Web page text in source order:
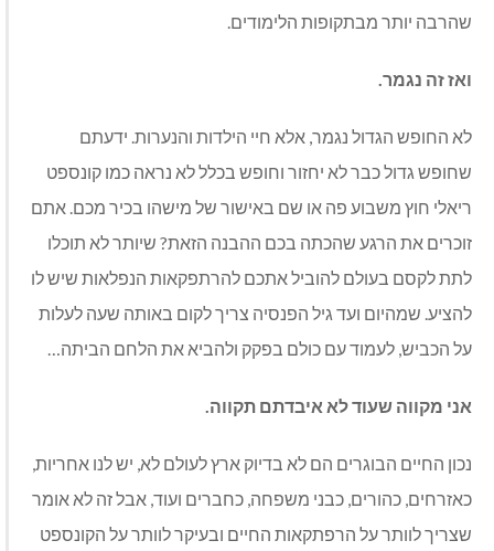
שהרבה יותר מבתקופות הלימודים.
ואזזה נגמר.
לא החופש הגדול נגמר, אלא חיי הילדות והנערות. ידעתם
שחופש גדול כבר לא יחזור וחופש בכלל לא נראה כמו קונספט
ריאלי חוץ משבוע פה או שם באישור של מישהו בכיר מכם. אתם
זוכרים את הרגע שהכתה בכם ההבנה הזאת? שיותר לא תוכלו
לתת לקסם בעולם להוביל אתכם להרתפקאות הנפלאות שיש לו
להציע. שמהיום ועד גיל הפנסיה צריך לקום באותה שעה לעלות
על הכביש, לעמוד עם כולם בפקק ולהביא את הלחם הביתה…
אני מקווה שעודלא איבדתם תקווה.
נכון החיים הבוגרים הם לא בדיוק ארץ לעולם לא, יש לנו אחריות,
כאזרחים, כהורים, כבני משפחה, כחברים ועוד, אבל זה לא אומר
שצריך לוותר על הרפתקאות החיים ובעיקר לוותר על הקונספט